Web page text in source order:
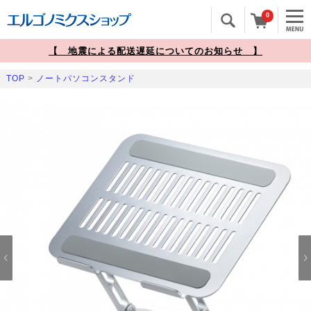
0
【 地震による配送遅延についてのお知らせ 】
TOP > ノートパソコンスタンド